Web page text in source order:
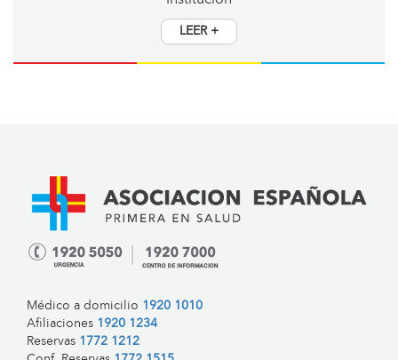
LEER +
Médico a domicilio 1920 1010
Afiliaciones 1920 1234
Reservas 1772 1212